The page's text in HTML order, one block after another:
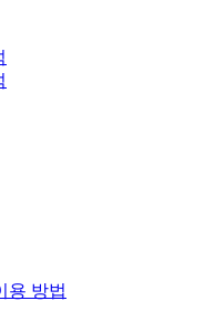
용 방법